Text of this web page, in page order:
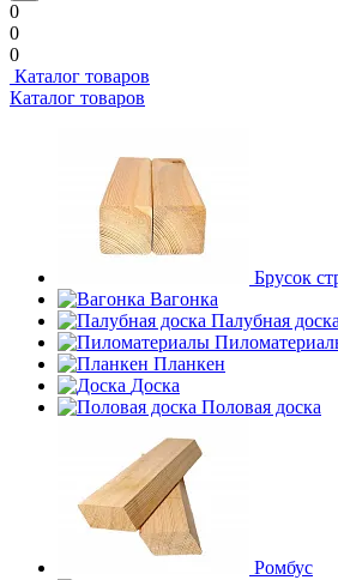
0
0
0
Каталог товаров
Каталог товаров
Брусок
Вагонка
Палубная доска
Планкен
Доска
Половая доска
Ромбус